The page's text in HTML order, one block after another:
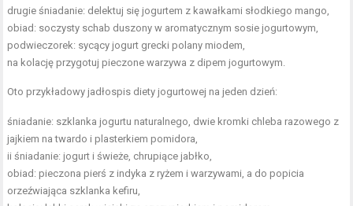
drugie śniadanie: delektuj się jogurtem z kawałkami słodkiego mango,
obiad: soczysty schab duszony w aromatycznym sosie jogurtowym,
podwieczorek: sycący jogurt grecki polany miodem,
na kolację przygotuj pieczone warzywa z dipem jogurtowym.
Oto przykładowy jadłospis diety jogurtowej na jeden dzień:
śniadanie: szklanka jogurtu naturalnego, dwie kromki chleba razowego z
jajkiem na twardo i plasterkiem pomidora,
ii śniadanie: jogurt i świeże, chrupiące jabłko,
obiad: pieczona pierś z indyka z ryżem i warzywami, a do popicia
orzeźwiająca szklanka kefiru,